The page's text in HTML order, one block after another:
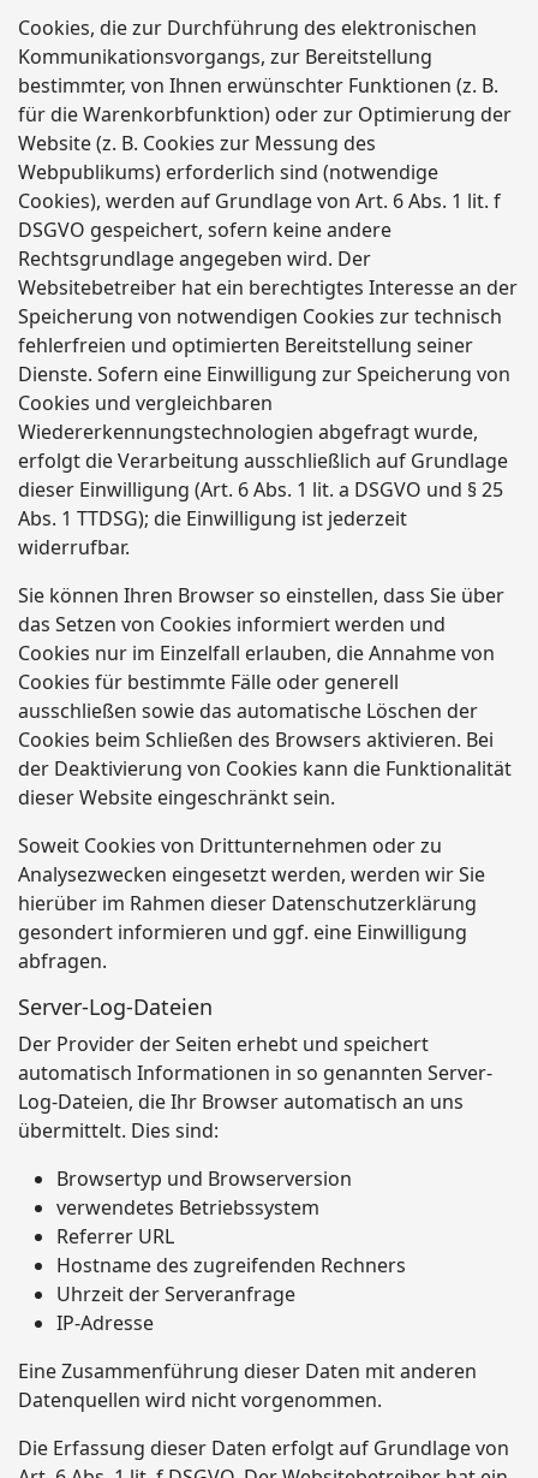
Cookies, die zur Durchführung des elektronischen
Kommunikationsvorgangs, zur Bereitstellung
bestimmter, von Ihnen erwünschter Funktionen (z. B.
für die Warenkorbfunktion) oder zur Optimierung der
Website (z. B. Cookies zur Messung des
Webpublikums) erforderlich sind (notwendige
Cookies), werden auf Grundlage von Art. 6 Abs. 1 lit. f
DSGVO gespeichert, sofern keine andere
Rechtsgrundlage angegeben wird. Der
Websitebetreiber hat ein berechtigtes Interesse an der
Speicherung von notwendigen Cookies zur technisch
fehlerfreien und optimierten Bereitstellung seiner
Dienste. Sofern eine Einwilligung zur Speicherung von
Cookies und vergleichbaren
Wiedererkennungstechnologien abgefragt wurde,
erfolgt die Verarbeitung ausschließlich auf Grundlage
dieser Einwilligung (Art. 6 Abs. 1 lit. a DSGVO und § 25
Abs. 1 TTDSG); die Einwilligung ist jederzeit
widerrufbar.
Sie können Ihren Browser so einstellen, dass Sie über
das Setzen von Cookies informiert werden und
Cookies nur im Einzelfall erlauben, die Annahme von
Cookies für bestimmte Fälle oder generell
ausschließen sowie das automatische Löschen der
Cookies beim Schließen des Browsers aktivieren. Bei
der Deaktivierung von Cookies kann die Funktionalität
dieser Website eingeschränkt sein.
Soweit Cookies von Drittunternehmen oder zu
Analysezwecken eingesetzt werden, werden wir Sie
hierüber im Rahmen dieser Datenschutzerklärung
gesondert informieren und ggf. eine Einwilligung
abfragen.
Server-Log-Dateien
Der Provider der Seiten erhebt und speichert
automatisch Informationen in so genannten Server-
Log-Dateien, die Ihr Browser automatisch an uns
übermittelt. Dies sind:
Browsertyp und Browserversion
verwendetes Betriebssystem
Referrer URL
Hostname des zugreifenden Rechners
Uhrzeit der Serveranfrage
IP-Adresse
Eine Zusammenführung dieser Daten mit anderen
Datenquellen wird nicht vorgenommen.
Die Erfassung dieser Daten erfolgt auf Grundlage von